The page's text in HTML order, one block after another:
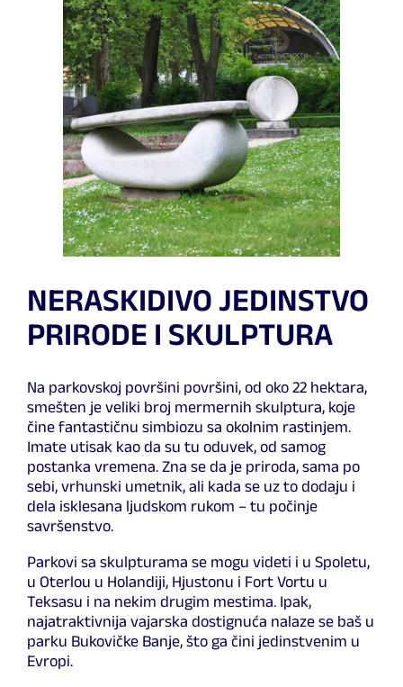
NERASKIDIVO JEDINSTVO
PRIRODE I SKULPTURA
Na parkovskoj površini površini, od oko 22 hektara,
smešten je veliki broj mermernih skulptura, koje
čine fantastičnu simbiozu sa okolnim rastinjem.
Imate utisak kao da su tu oduvek, od samog
postanka vremena. Zna se da je priroda, sama po
sebi, vrhunski umetnik, ali kada se uz to dodaju i
dela isklesana ljudskom rukom – tu počinje
savršenstvo.
Parkovi sa skulpturama se mogu videti i u Spoletu,
u Oterlou u Holandiji, Hjustonu i Fort Vortu u
Teksasu i na nekim drugim mestima. Ipak,
najatraktivnija vajarska dostignuća nalaze se baš u
parku Bukovičke Banje, što ga čini jedinstvenim u
Evropi.